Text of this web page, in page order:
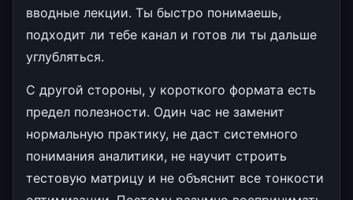
вводные лекции. Ты быстро понимаешь,
подходит ли тебе канал и готов ли ты дальше
углубляться.
С другой стороны, у короткого формата есть
предел полезности. Один час не заменит
нормальную практику, не даст системного
понимания аналитики, не научит строить
тестовую матрицу и не объяснит все тонкости